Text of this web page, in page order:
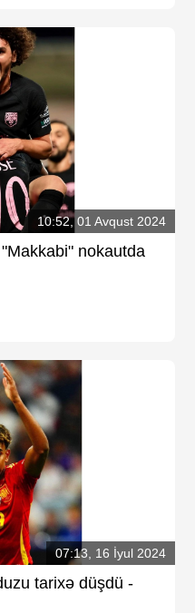
10:52, 01 Avqust 2024
nokautda
07:13, 16 İyul 2024
tarixə düşdü -